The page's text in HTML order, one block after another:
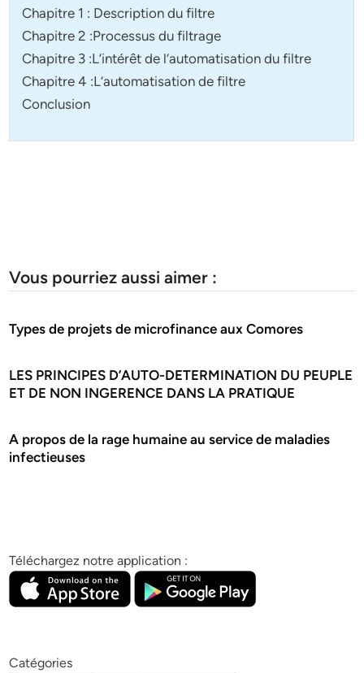
Chapitre 1 : Description du filtre
Chapitre 2 :Processus du filtrage
Chapitre 3 :L’intérêt de l’automatisation du filtre
Chapitre 4 :L’automatisation de filtre
Conclusion
Vous pourriez aussi aimer :
Types de projets de microfinance aux Comores
LES PRINCIPES D’AUTO-DETERMINATION DU PEUPLE
ET DE NON INGERENCE DANS LA PRATIQUE
A propos de la rage humaine au service de maladies
infectieuses
Téléchargez notre application :
Catégories